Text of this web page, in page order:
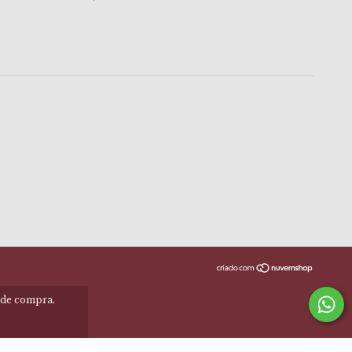
compra.